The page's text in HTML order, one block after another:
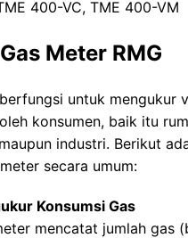
400-VC, TME 400-VM
Meter RMG
untuk mengukur
konsumen, baik itu
industri. Berikut
secara umum:
Konsumsi Gas
mencatat jumlah gas